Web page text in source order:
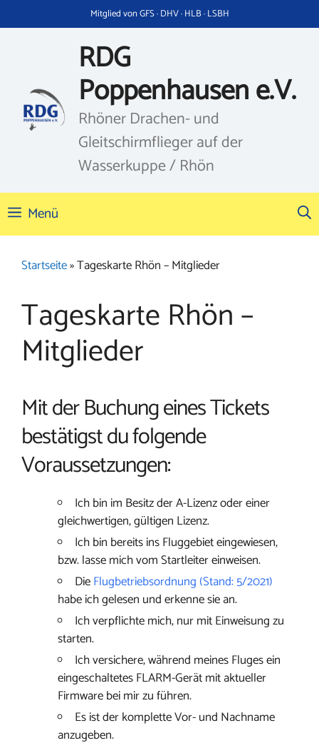
Inhalt
Mitglied von GFS · DHV · HLB · LSBH
RDG
Poppenhausen e.V.
Rhöner Drachen- und
Gleitschirmflieger auf der
Wasserkuppe / Rhön
Menü
Startseite»Tageskarte Rhön – Mitglieder
Tageskarte Rhön –
Mitglieder
Mit der Buchung eines Tickets
bestätigst du folgende
Voraussetzungen:
Ich bin im Besitz der A-Lizenz oder einer
gleichwertigen, gültigen Lizenz.
Ich bin bereits ins Fluggebiet eingewiesen,
bzw. lasse mich vom Startleiter einweisen.
DieFlugbetriebsordnung (Stand: 5/2021)
habe ich gelesen und erkenne sie an.
Ich verpflichte mich, nur mit Einweisung zu
starten.
Ich versichere, während meines Fluges ein
eingeschaltetes FLARM-Gerät mit aktueller
Firmware bei mir zu führen.
Es ist der komplette Vor- und Nachname
anzugeben.